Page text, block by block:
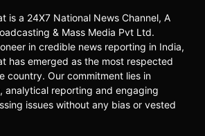
is a 24X7 National News Channel, A
& Mass Media Pvt Ltd.
in credible news reporting in India,
has emerged as the most respected
country. Our commitment lies in
analytical reporting and engaging
issues without any bias or vested